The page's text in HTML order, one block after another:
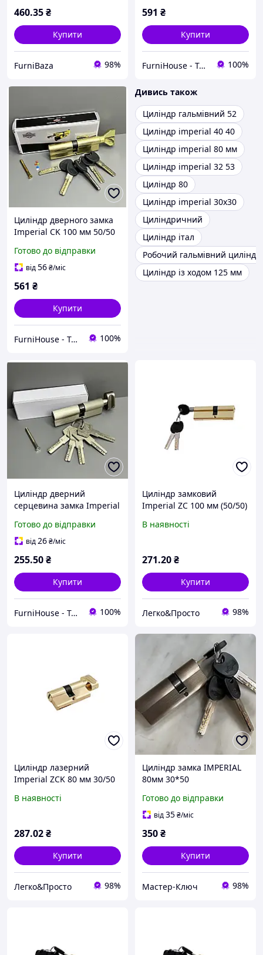
460.35₴
Купити
FurniBaza 98%
591 ₴
Купити
FurniHouse - Товари для дому та саду 100%
Циліндр дверного замка
Imperial CK 100 мм 50/50
ключем і типом ключ
баранчик для дверей
Готово до відправки
від56₴/міс
561 ₴
Купити
FurniHouse - Товари для дому та саду 100%
Дивись також
Циліндр гальмівний 52
Циліндр imperial 40 40
Циліндр imperial 80 мм
Циліндр imperial 32 53
Циліндр 80
Циліндр imperial 30x30
Циліндричний
Циліндр італ
Робочий гальмівний
Циліндр із ходом 125 мм
Циліндр дверний
серцевина замка Imperial
Цинк Лазерний
металевий ключ з
дверей
Готово до відправки
від26₴/міс
255.50₴
Купити
FurniHouse - Товари для дому та саду 100%
Циліндр замковий
Imperial ZC 100 мм (50/50)
лазерним ключем (ZC 100
В наявності
271.20₴
Купити
Легко&Просто 98%
Циліндр лазерний
Imperial ZCK 80 мм 30/50
30/50 SN) надійний
В наявності
287.02₴
Купити
Легко&Просто 98%
Циліндр замка IMPERIAL
80мм 30*50
Готово до відправки
від35₴/міс
350₴
Купити
Мастер-Ключ 98%